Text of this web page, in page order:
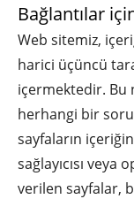
Bağlantılar
Web sitemiz,
harici üçüncü
içermektedir. Bu
herhangi bir
sayfaların
sağlayıcısı
verilen sayfalar,